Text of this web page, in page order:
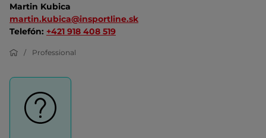
Martin Kubica
martin.kubica@insportline.sk
Telefón: +421 918 408 519
Professional